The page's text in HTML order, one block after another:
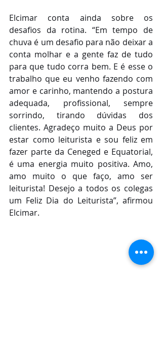
Elcimar conta ainda sobre os
desafios da rotina. “Em tempo de
chuva é um desafio para não deixar a
conta molhar e a gente faz de tudo
para que tudo corra bem. E é esse o
trabalho que eu venho fazendo com
amor e carinho, mantendo a postura
adequada, profissional, sempre
sorrindo, tirando dúvidas dos
clientes. Agradeço muito a Deus por
estar como leiturista e sou feliz em
fazer parte da Ceneged e Equatorial,
é uma energia muito positiva. Amo,
amo muito o que faço, amo ser
leiturista! Desejo a todos os colegas
um Feliz Dia do Leiturista”, afirmou
Elcimar.